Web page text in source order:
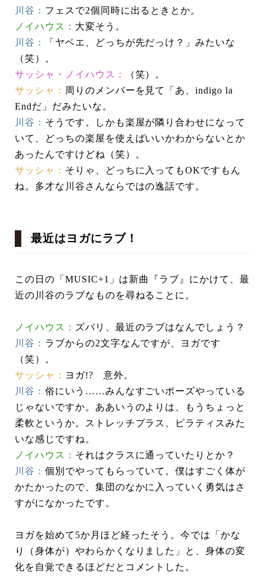
川谷： フェスで2個同時に出るときとか。
ノイハウス： 大変そう。
川谷：
「ヤベエ、どっちが先だっけ？」みたいな
（笑）。
サッシャ・ノイハウス：
（笑）。
サッシャ： 周りのメンバーを見て「あ、indigo la
Endだ」だみたいな。
川谷： そうです。しかも楽屋が隣り合わせになって
いて、どっちの楽屋を使えばいいかわからないとか
あったんですけどね（笑）。
サッシャ： そりゃ、どっちに入ってもOKですもん
ね。多才な川谷さんならではの逸話です。
最近はヨガにラブ！
この日の「MUSIC+1」は新曲『ラブ』にかけて、最
近の川谷のラブなものを尋ねることに。
ノイハウス： ズバリ、最近のラブはなんでしょう？
川谷： ラブからの2文字なんですが、ヨガです
（笑）。
サッシャ： ヨガ!? 意外。
川谷： 俗にいう……みんなすごいポーズやっている
じゃないですか。ああいうのよりは、もうちょっと
柔軟というか。ストレッチプラス、ピラティスみた
いな感じですね。
ノイハウス： それはクラスに通っていたりとか？
川谷： 個別でやってもらっていて。僕はすごく体が
かたかったので、集団のなかに入っていく勇気はさ
すがになかったです。
ヨガを始めて5か月ほど経ったそう。今では「かな
り（身体が）やわらかくなりました」と、身体の変
化を自覚できるほどだとコメントした。